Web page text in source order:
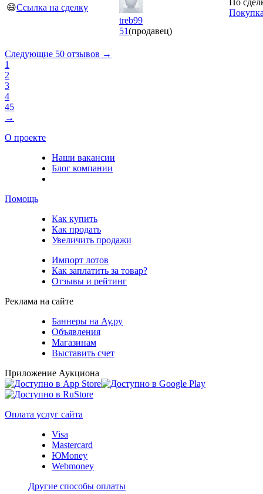
😄Ссылка на сделку
treb99
51(продавец)
Следующие 50 отзывов →
1
2
3
4
45
→
О проекте
Наши вакансии
Блог компании
Помощь
Как купить
Как продать
Увеличить продажи
Импорт лотов
Как заплатить за товар?
Отзывы и рейтинг
Реклама на сайте
Баннеры на Ау.ру
Объявления
Магазинам
Выставить счет
Приложение Аукциона
Оплата услуг сайта
Visa
Mastercard
ЮMoney
Webmoney
Другие способы оплаты